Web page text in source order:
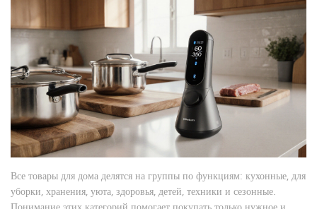
Все товары для дома делятся на группы по функциям: кухонные, для
уборки, хранения, уюта, здоровья, детей, техники и сезонные.